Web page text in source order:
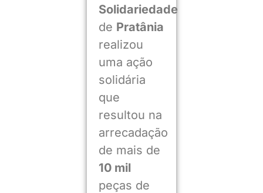
Solidariedade
de Pratânia
realizou
uma ação
solidária
que
resultou na
arrecadação
de mais de
10 mil
peças de